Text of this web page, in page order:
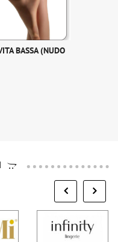
BASSA (NUDO